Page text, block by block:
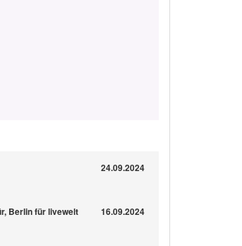
24.09.2024
Berlin für livewelt
16.09.2024